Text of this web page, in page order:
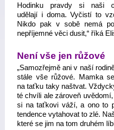
Hodinku pravdy si naši
udělají i doma. Vyčistí to
Nikdo pak v sobě nemá
nepříjemné věci dusit,“ říká
Není vše jen růžové
„Samozřejmě ani v naší
stále vše růžové. Mamka
na taťku taky naštvat.
té chvíli ale zároveň
si na taťkovi váží, a ono to
tendence vytahovat to zlé.
které se jim na tom druhém